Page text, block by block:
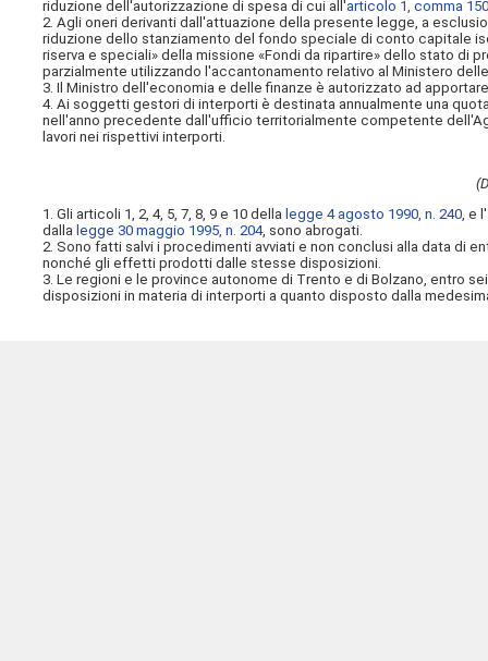
riduzione dell'autorizzazione di spesa di cui all'articolo 1, comma
2. Agli oneri derivanti dall'attuazione della presente legge, a
riduzione dello stanziamento del fondo speciale di conto capitale
riserva e speciali» della missione «Fondi da ripartire» dello stato di
parzialmente utilizzando l'accantonamento relativo al Ministero
3. Il Ministro dell'economia e delle finanze è autorizzato ad
4. Ai soggetti gestori di interporti è destinata annualmente una
nell'anno precedente dall'ufficio territorialmente competente
lavori nei rispettivi interporti.
1. Gli articoli 1, 2, 4, 5, 7, 8, 9 e 10 della legge 4 agosto 1990, n. 240, e l'
dalla legge 30 maggio 1995, n. 204, sono abrogati.
2. Sono fatti salvi i procedimenti avviati e non conclusi alla data di
nonché gli effetti prodotti dalle stesse disposizioni.
3. Le regioni e le province autonome di Trento e di Bolzano, entro
disposizioni in materia di interporti a quanto disposto dalla